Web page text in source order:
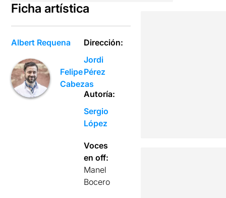
Ficha artística
Albert Requena
Felipe
Cabezas
Dirección:
Jordi
Pérez
Autoría:
Sergio
López
Voces
en off:
Manel
Bocero